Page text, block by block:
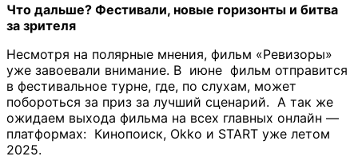
Что дальше? Фестивали, новые горизонты и битва
за зрителя
Несмотря на полярные мнения, фильм «Ревизоры»
уже завоевали внимание. В июне фильм отправится
в фестивальное турне, где, по слухам, может
побороться за приз за лучший сценарий. А так же
ожидаем выхода фильма на всех главных онлайн —
платформах: Кинопоиск, Okko и START уже летом
2025.